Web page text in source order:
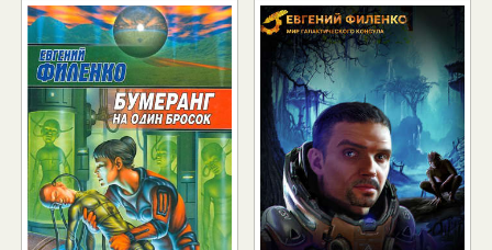
02_20_В каземате
02_21_Т’шегр Тетмиорх и черный свет
02_22_Снайпер Рахихх следует инструкциям
02_23_Военспец Кырханг выполняет свой долг
02_24_Гранд-адмирал Вьюргахихх озадачен
02_25_Спецканал ЭМ-связи, протокол XDT, сугубо
03_01_«Эгутаанг Великий» возвращается в субсвет